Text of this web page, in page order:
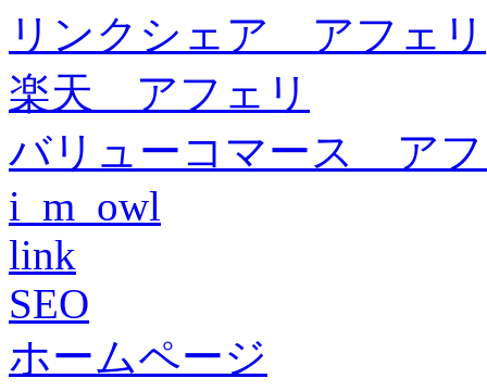
リンクシェア アフェリ
楽天 アフェリ
バリューコマース ア
i_m_owl
link
SEO
ホームページ